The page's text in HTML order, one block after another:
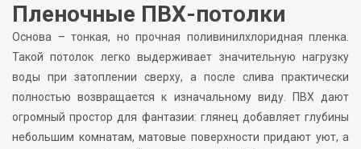
Пленочные ПВХ-потолки
Основа – тонкая, но прочная поливинилхлоридная пленка.
Такой потолок легко выдерживает значительную нагрузку
воды при затоплении сверху, а после слива практически
полностью возвращается к изначальному виду. ПВХ дают
огромный простор для фантазии: глянец добавляет глубины
небольшим комнатам, матовые поверхности придают уют, а